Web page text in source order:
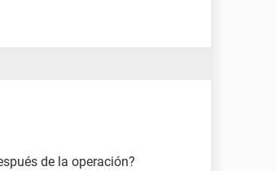
de la operación?